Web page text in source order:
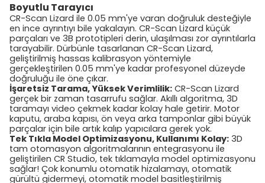
Boyutlu Tarayıcı
CR-Scan Lizard ile 0.05 mm'ye varan doğruluk desteğiyle
en ince ayrıntıyı bile yakalayın. CR-Scan Lizard küçük
parçaları ve 3B prototipleri derin, ulaşılması zor ayrıntılarla
tarayabilir. Dürbünle tasarlanan CR-Scan Lizard,
geliştirilmiş hassas kalibrasyon yöntemiyle
gerçekleştirilen 0.05 mm'ye kadar profesyonel düzeyde
doğruluğu ile öne çıkar.
İşaretsiz Tarama, Yüksek Verimlilik: CR-Scan Lizard
gerçek bir zaman tasarrufu sağlar. Akıllı algoritma, 3D
taramayı video çekmek kadar kolay hale getirir. Motor
kaputu, araba kapısı, ön veya arka tamponlar gibi büyük
parçalar için bile artık kalıp yapıcılara gerek yok.
Tek Tıkla Model Optimizasyonu, Kullanımı Kolay: 3D
tam otomasyon algoritmalarının entegrasyonu ile
geliştirilen CR Studio, tek tıklamayla model optimizasyonu
sağlar! Çok konumlu otomatik hizalamayı, otomatik
gürültü gidermeyi, otomatik model basitleştirilmiş